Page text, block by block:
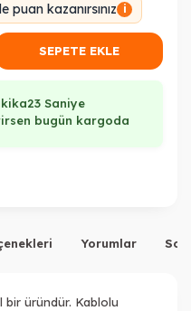
puan kazanırsınız i
SEPETE EKLE
22 Saniye
bugün kargoda
Yorumlar
bir üründür. Kablolu